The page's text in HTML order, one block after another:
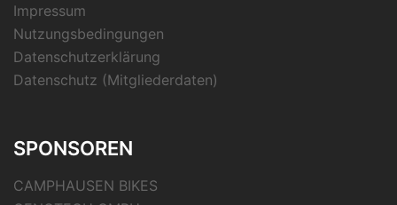
Impressum
Nutzungsbedingungen
Datenschutzerklärung
Datenschutz (Mitgliederdaten)
SPONSOREN
CAMPHAUSEN BIKES